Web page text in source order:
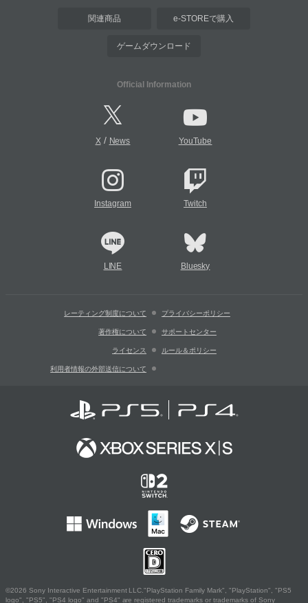
関連商品 e-STOREで購入
ゲームダウンロード
Official Information
X/ News YouTube
Instagram Twitch
LINE Bluesky
レーティング制度について プライバシーポリシー
著作権について サポートセンター
ライセンス ルール＆ポリシー
利用者情報の外部送信について
©2026 Sony Interactive Entertainment LLC."PlayStation Family Mark", "PlayStation", "PS5
logo", "PS5", "PS4 logo" and "PS4" are registered trademarks or trademarks of Sony